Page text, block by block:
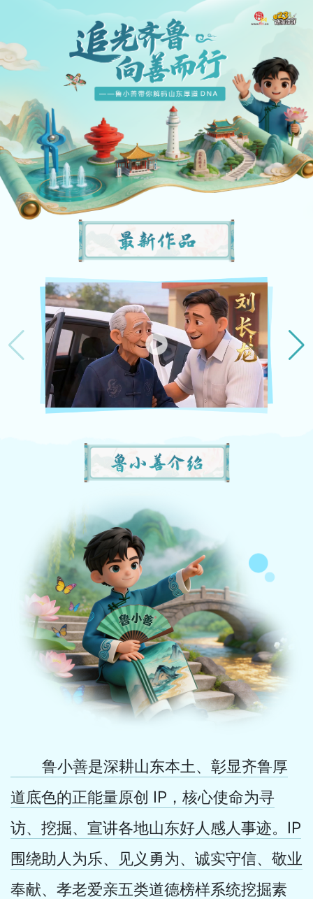
鲁小善是深耕山东本土、彰显齐鲁厚
道底色的正能量原创 IP，核心使命为寻
访、挖掘、宣讲各地山东好人感人事迹。IP
围绕助人为乐、见义勇为、诚实守信、敬业
奉献、孝老爱亲五类道德榜样系统挖掘素